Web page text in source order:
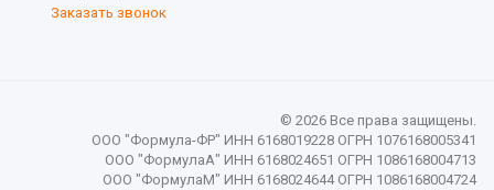
Заказать звонок
© 2026 Все права защищены.
ООО "Формула-ФР" ИНН 6168019228 ОГРН 1076168005341
ООО "ФормулаА" ИНН 6168024651 ОГРН 1086168004713
ООО "ФормулаМ" ИНН 6168024644 ОГРН 1086168004724